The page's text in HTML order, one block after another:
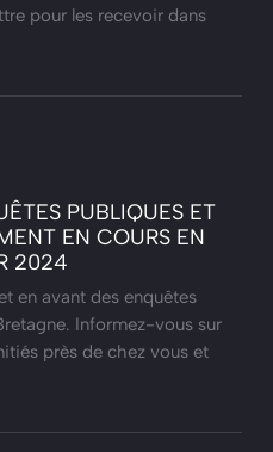
pour les recevoir dans
PUBLIQUES ET
EN COURS EN
2024
en avant des enquêtes
Informez-vous sur
près de chez vous et